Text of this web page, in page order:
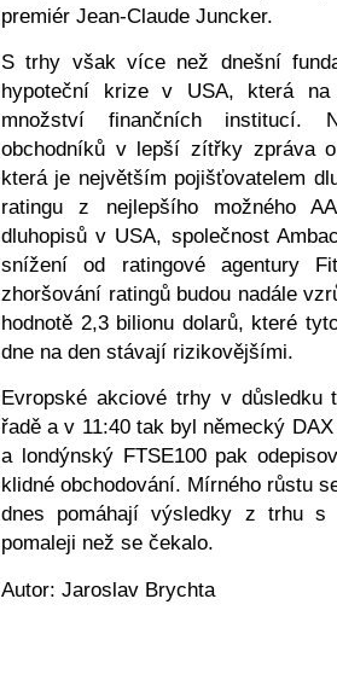
premiér Jean-Claude Juncker.
S trhy však více než dnešní
hypoteční krize v USA, která
množství finančních institucí.
obchodníků v lepší zítřky zpráva
která je největším pojišťovatelem
ratingu z nejlepšího možného
dluhopisů v USA, společnost
snížení od ratingové agentury
zhoršování ratingů budou nadále
hodnotě 2,3 bilionu dolarů, které
dne na den stávají rizikovějšími.
Evropské akciové trhy v důsledku
řadě a v 11:40 tak byl německý
a londýnský FTSE100 pak
klidné obchodování. Mírného růstu
dnes pomáhají výsledky z trhu s
pomaleji než se čekalo.
Autor: Jaroslav Brychta